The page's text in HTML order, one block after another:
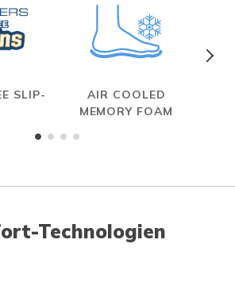
SLIP-
AIR COOLED
MEMORY FOAM
Technologien